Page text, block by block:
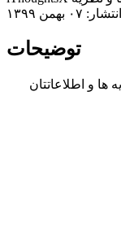
۰۷ بهمن ۱۳۹۹
توضیحات
ها و اطلاعاتتان